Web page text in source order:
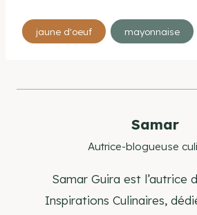
Étiquettes
de
publication :
jaune d'oeuf mayonnaise
Samar
Autrice-blogueuse
Samar Guira est l’autrice
Inspirations Culinaires,